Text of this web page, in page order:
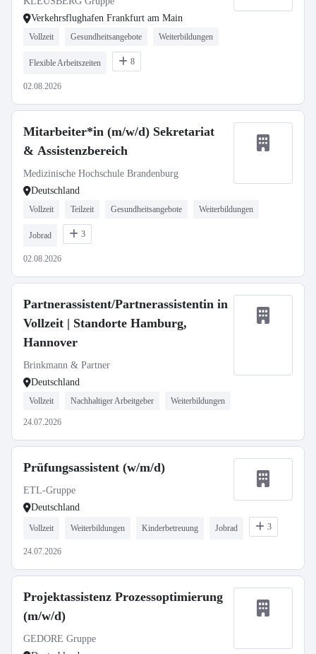
Verkehrsflughafen Frankfurt am Main
Vollzeit Gesundheitsangebote Weiterbildungen
Flexible Arbeitszeiten 8
02.08.2026
Mitarbeiter*in (m/w/d) Sekretariat
& Assistenzbereich
Medizinische Hochschule Brandenburg
Deutschland
Vollzeit Teilzeit Gesundheitsangebote Weiterbildungen
Jobrad 3
02.08.2026
Partnerassistent/Partnerassistentin in
Vollzeit | Standorte Hamburg,
Hannover
Brinkmann & Partner
Deutschland
Vollzeit Nachhaltiger Arbeitgeber Weiterbildungen
24.07.2026
Prüfungsassistent (w/m/d)
ETL-Gruppe
Deutschland
Vollzeit Weiterbildungen Kinderbetreuung Jobrad 3
24.07.2026
Projektassistenz Prozessoptimierung
(m/w/d)
GEDORE Gruppe